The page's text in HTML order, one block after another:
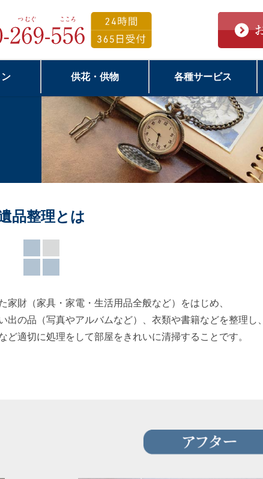
供花・供物 各種サービス
品整理とは
家財（家具・家電・生活用品全般など）をはじめ、
の品（写真やアルバムなど）、衣類や書籍などを整理し、
適切に処理をして部屋をきれいに清掃することです。